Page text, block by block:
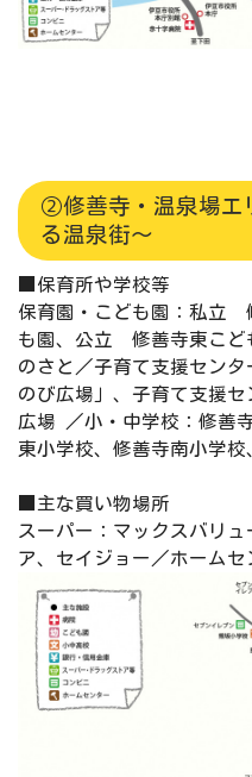
➁修善寺・温泉場エ
る温泉街～
■保育所や学校等
保育園・こども園：私立
も園、公立 修善寺東こ
のさと／子育て支援セン
のび広場」、子育て支援
広場 ／小・中学校：修善
東小学校、修善寺南小学校
■主な買い物場所
スーパー：マックスバリ
ア、セイジョー／ホーム